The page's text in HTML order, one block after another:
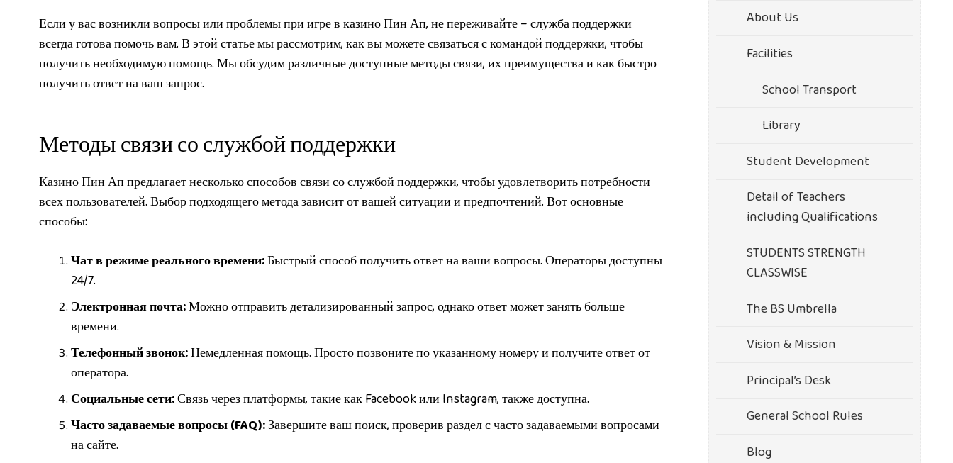
Если у вас возникли вопросы или проблемы при игре в казино Пин Ап, не переживайте – служба поддержки
всегда готова помочь вам. В этой статье мы рассмотрим, как вы можете связаться с командой поддержки, чтобы
получить необходимую помощь. Мы обсудим различные доступные методы связи, их преимущества и как быстро
получить ответ на ваш запрос.
Методы связи со службой поддержки
Казино Пин Ап предлагает несколько способов связи со службой поддержки, чтобы удовлетворить потребности
всех пользователей. Выбор подходящего метода зависит от вашей ситуации и предпочтений. Вот основные
способы:
Чат в режиме реального времени:Быстрый способ получить ответ на ваши вопросы. Операторы доступны
24/7.
Электронная почта:Можно отправить детализированный запрос, однако ответ может занять больше
времени.
Телефонный звонок:Немедленная помощь. Просто позвоните по указанному номеру и получите ответ от
оператора.
Социальные сети:Связь через платформы, такие как Facebook или Instagram, также доступна.
Часто задаваемые вопросы (FAQ):Завершите ваш поиск, проверив раздел с часто задаваемыми вопросами
на сайте.
About Us
Facilities
School Transport
Library
Student Development
Detail of Teachers
including Qualifications
STUDENTS STRENGTH
CLASSWISE
The BS Umbrella
Vision & Mission
Principal’s Desk
General School Rules
Blog